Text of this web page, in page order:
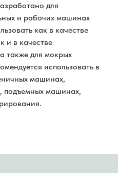
для
и рабочих машинах
как в качестве
и в качестве
также для мокрых
использовать в
машинах,
подъемных машинах,